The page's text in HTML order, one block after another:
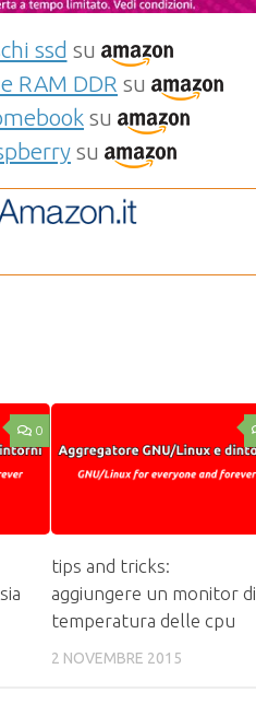
ssd su
RAM DDR su
su
su
0
tips and tricks:
aggiungere un monitor di
temperatura delle cpu
2 NOVEMBRE 2015